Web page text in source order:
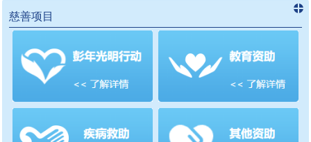
慈善项目
进入慈